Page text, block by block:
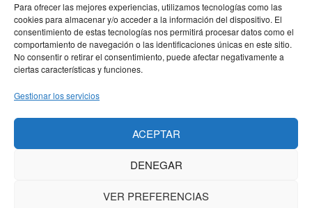
Para ofrecer las mejores experiencias, utilizamos tecnologías como las
cookies para almacenar y/o acceder a la información del dispositivo. El
consentimiento de estas tecnologías nos permitirá procesar datos como el
comportamiento de navegación o las identificaciones únicas en este sitio.
No consentir o retirar el consentimiento, puede afectar negativamente a
ciertas características y funciones.
Gestionar los servicios
ACEPTAR
DENEGAR
VER PREFERENCIAS
SOBRE LA AFILIACIÓN
Los costes de este blog se sufragan en parte mediante
enlaces de afiliación, que hacen que se gane una
de los mismos. No hay ningún coste adicional para ti, y
solo enlazo a productos que yo mismo uso y